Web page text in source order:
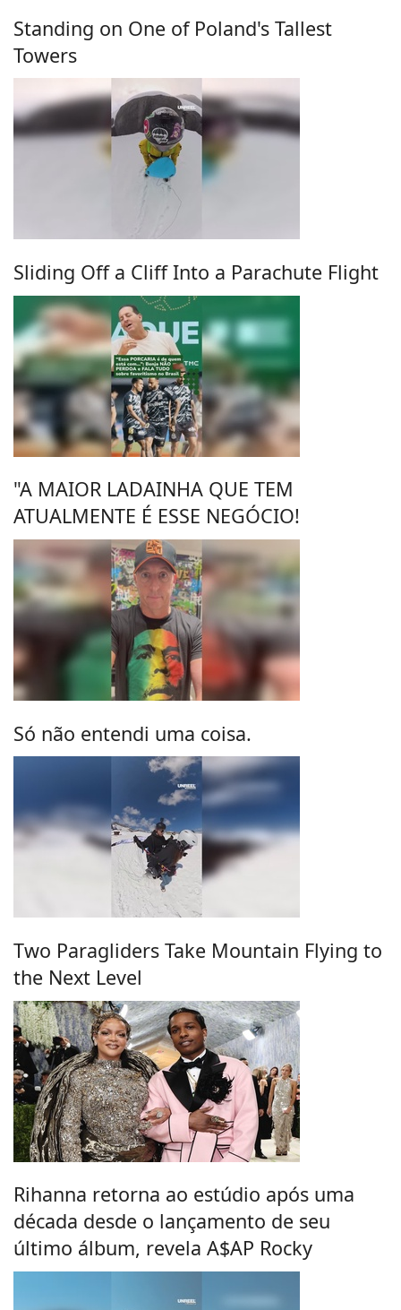
Standing on One of Poland's Tallest
Towers
Sliding Off a Cliff Into a Parachute Flight
"A MAIOR LADAINHA QUE TEM
ATUALMENTE É ESSE NEGÓCIO!
Só não entendi uma coisa.
Two Paragliders Take Mountain Flying to
the Next Level
Rihanna retorna ao estúdio após uma
década desde o lançamento de seu
último álbum, revela A$AP Rocky